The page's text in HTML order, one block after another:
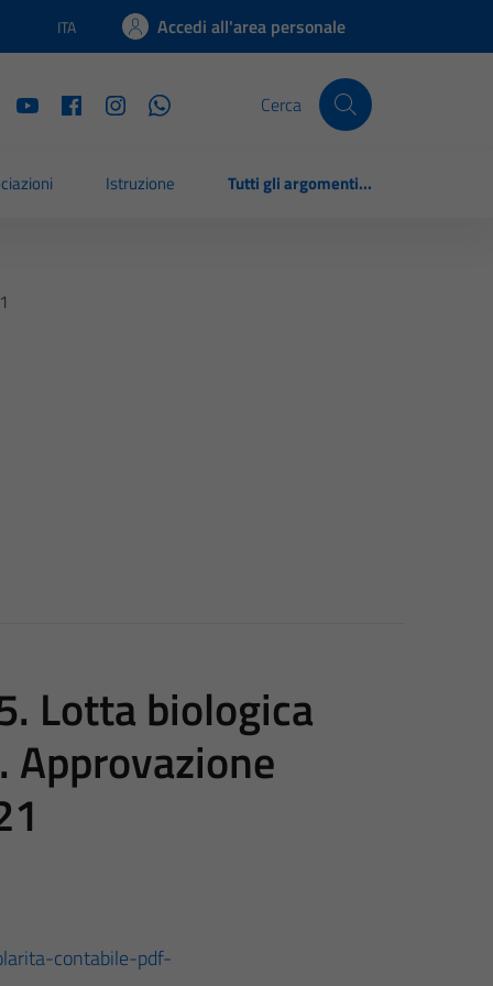
Lingua attiva:
ITA Accedi all'area personale
Cerca
Istruzione Tutti gli argomenti...
Lotta biologica
Approvazione
contabile-pdf-